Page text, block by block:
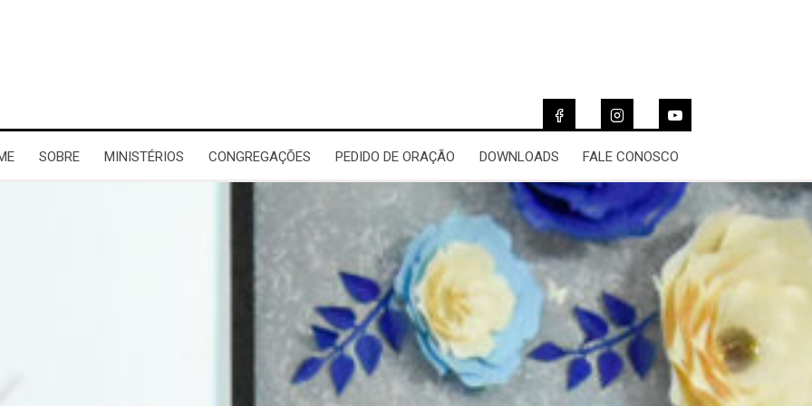
SOBRE MINISTÉRIOS CONGREGAÇÕES PEDIDO DE ORAÇÃO DOWNLOADS FALE CONOSCO